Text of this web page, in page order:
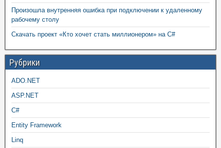
Произошла внутренняя ошибка при подключении к удаленному
рабочему столу
Скачать проект «Кто хочет стать миллионером» на C#
Рубрики
ADO.NET
ASP.NET
C#
Entity Framework
Linq